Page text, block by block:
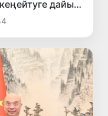
дайын